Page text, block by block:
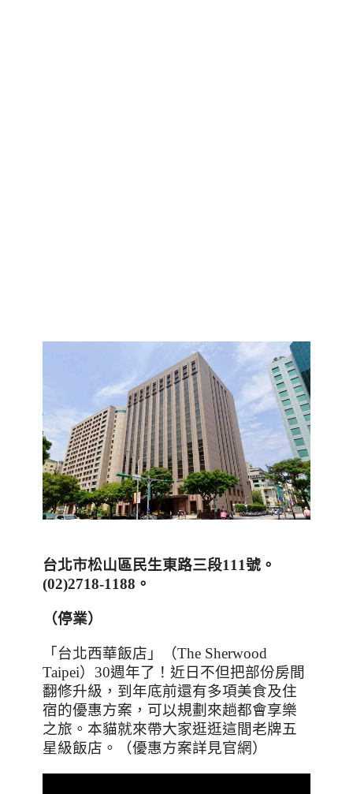
台北市松山區民生東路三段111號。
(02)2718-1188 。
（停業）
「台北西華飯店」（The Sherwood
Taipei） 30週年了！近日不但把部份房間
翻修升級，到年底前還有多項美食及住
宿的優惠方案，可以規劃來趟都會享樂
之旅。本貓就來帶大家逛逛這間老牌五
星級飯店。（優惠方案詳見官網）